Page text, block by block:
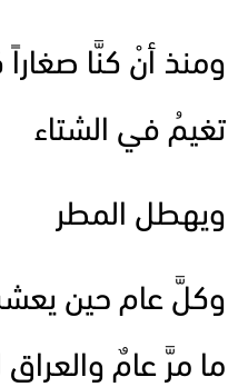
ومنذ أنْ كنَّا
تغيمُ في الشتاء
ويهطل المطر
وكلَّ عام حين
ما مرَّ عامٌ